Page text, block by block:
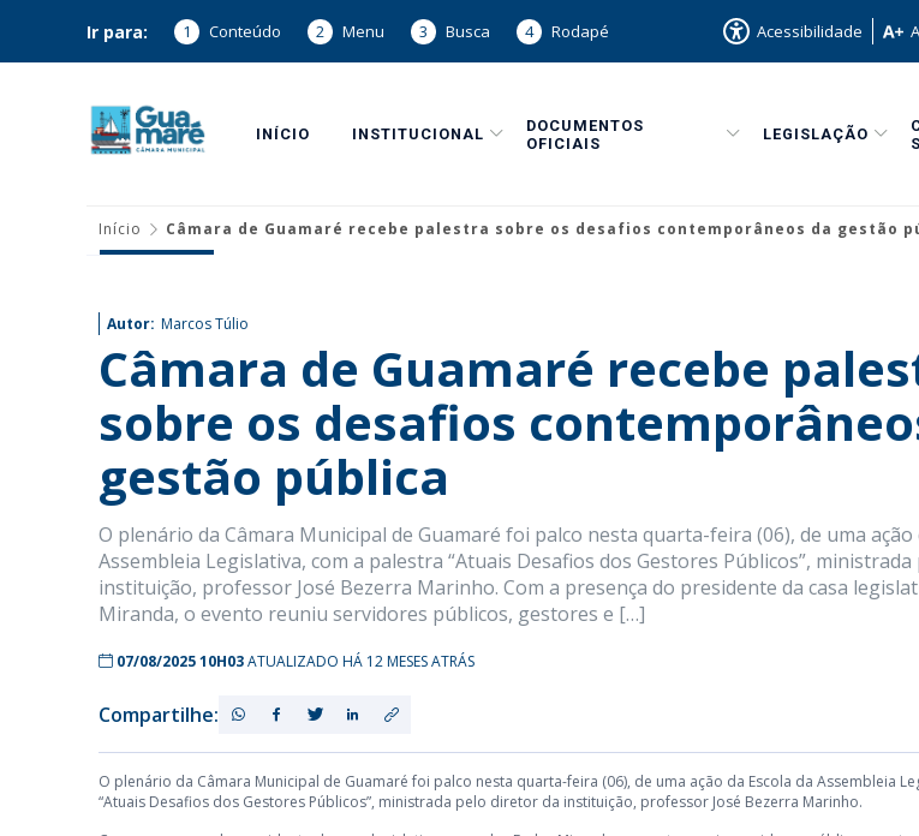
Ir para: 1 Conteúdo 2 Menu 3 Busca 4 Rodapé Acessibilidade
INÍCIO INSTITUCIONAL
DOCUMENTOS
OFICIAIS
LEGISLAÇÃO
Início Câmara de Guamaré recebe palestra sobre os desafios contemporâneos da gestão
Autor: Marcos Túlio
Câmara de Guamaré recebe
sobre os desafios
gestão pública
O plenário da Câmara Municipal de Guamaré foi palco nesta quarta-feira (06), de uma ação
Assembleia Legislativa, com a palestra “Atuais Desafios dos Gestores Públicos”,
instituição, professor José Bezerra Marinho. Com a presença do presidente da casa
Miranda, o evento reuniu servidores públicos, gestores e […]
07/08/2025 10H03ATUALIZADO HÁ 12 MESES ATRÁS
Compartilhe:
O plenário da Câmara Municipal de Guamaré foi palco nesta quarta-feira (06), de uma ação da Escola da Assembleia
“Atuais Desafios dos Gestores Públicos”, ministrada pelo diretor da instituição, professor José Bezerra Marinho.